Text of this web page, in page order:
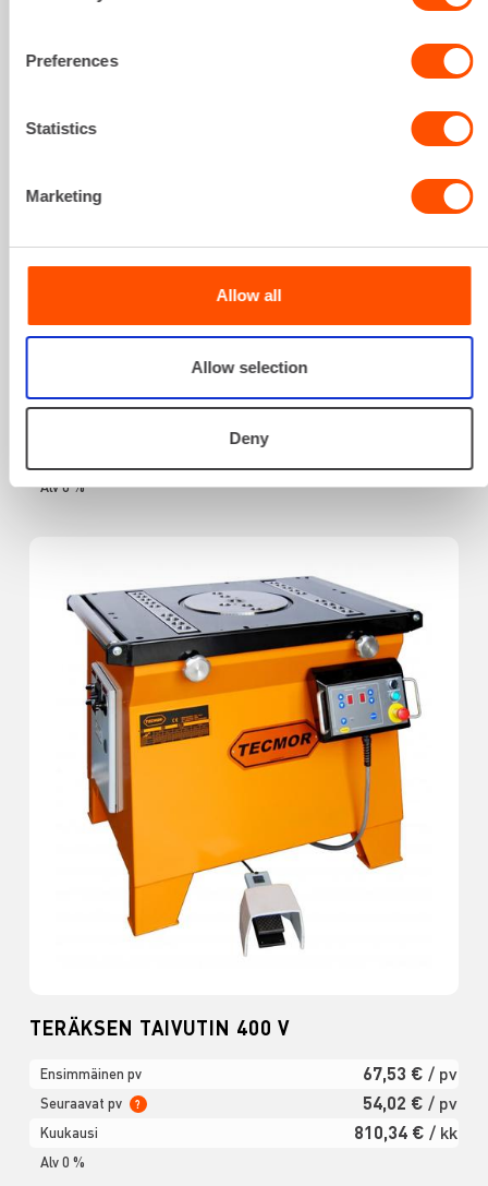
Preferences
Statistics
Marketing
Allow all
Allow selection
Deny
kiinnostaa myös
Ensimmäinen pv 8,27 €/ pv
Alv 0 %
TERÄKSEN TAIVUTIN 400 V
Ensimmäinen pv 67,53 € / pv
Seuraavat pv ? 54,02 € / pv
Kuukausi 810,34 € / kk
Alv 0 %